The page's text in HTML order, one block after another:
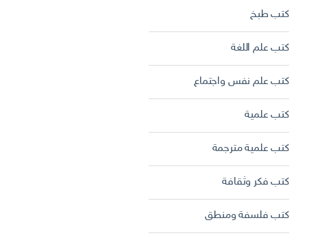
كتب طبخ
كتب علم اللغة
كتب علم نفس واجتماع
كتب علمية
كتب علمية مترجمة
كتب فكر وثقافة
كتب فلسفة ومنطق